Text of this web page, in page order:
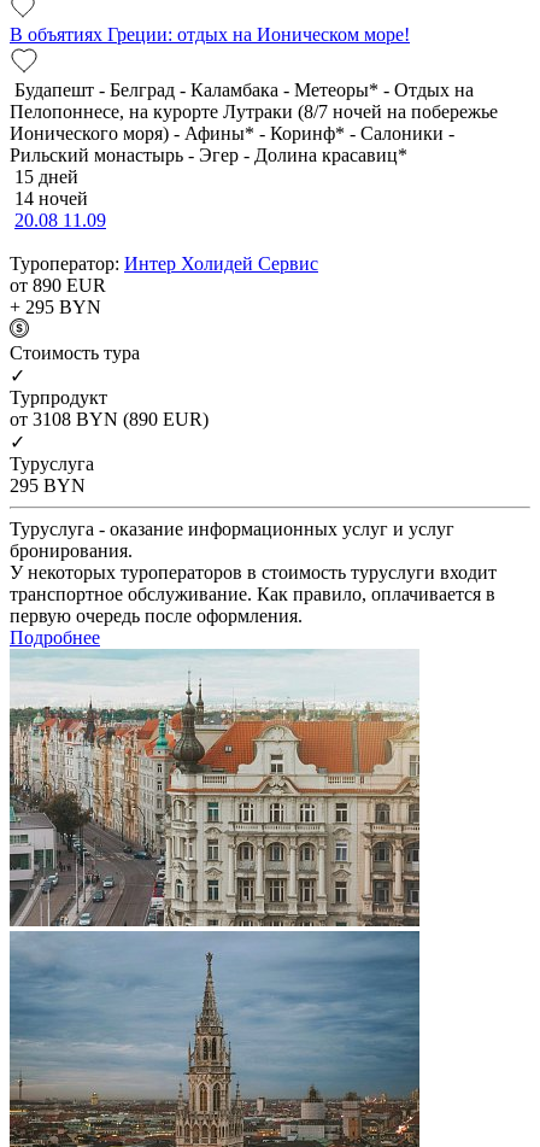
В объятиях Греции: отдых на Ионическом море!
Будапешт - Белград - Каламбака - Метеоры* - Отдых на
Пелопоннесе, на курорте Лутраки (8/7 ночей на побережье
Ионического моря) - Афины* - Коринф* - Салоники -
Рильский монастырь - Эгер - Долина красавиц*
15 дней
14 ночей
20.08 11.09
Туроператор: Интер Холидей Сервис
от 890 EUR
+ 295 BYN
Cтоимость тура
✓
Турпродукт
от 3108 BYN (890 EUR)
✓
Туруслуга
295 BYN
Туруслуга - оказание информационных услуг и услуг
бронирования.
У некоторых туроператоров в стоимость туруслуги входит
транспортное обслуживание. Как правило, оплачивается в
первую очередь после оформления.
Подробнее